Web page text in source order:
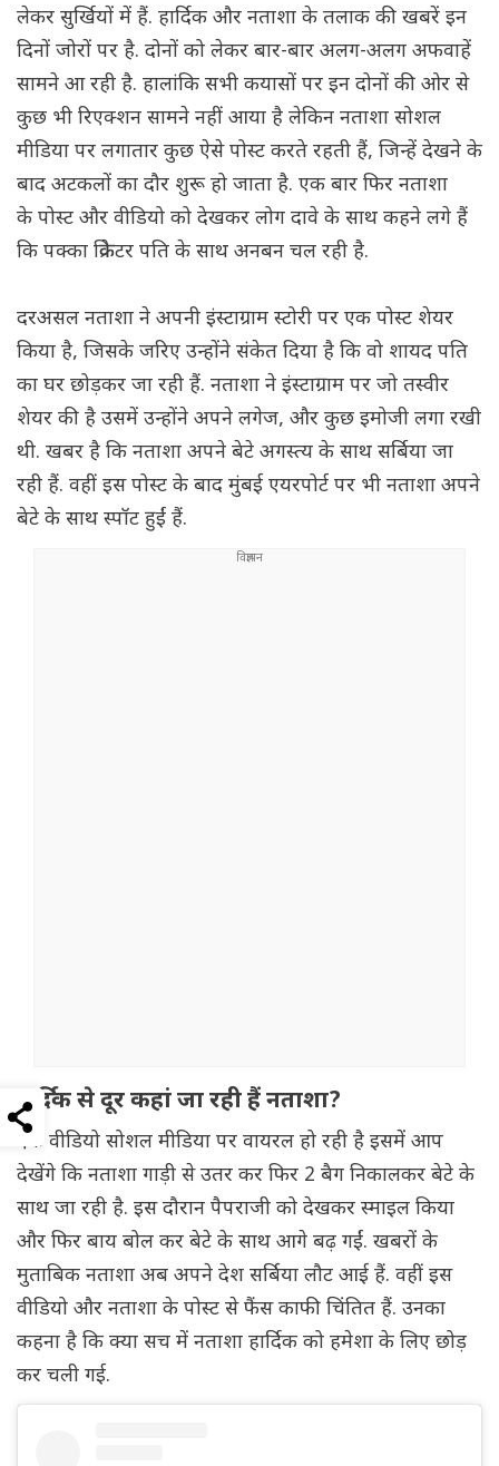
लेकर सुर्खियों में हैं. हार्दिक और नताशा के तलाक की खबरें इन
दिनों जोरों पर है. दोनों को लेकर बार-बार अलग-अलग अफवाहें
सामने आ रही है. हालांकि सभी कयासों पर इन दोनों की ओर से
कुछ भी रिएक्शन सामने नहीं आया है लेकिन नताशा सोशल
मीडिया पर लगातार कुछ ऐसे पोस्ट करते रहती हैं, जिन्हें देखने के
बाद अटकलों का दौर शुरू हो जाता है. एक बार फिर नताशा
के पोस्ट और वीडियो को देखकर लोग दावे के साथ कहने लगे हैं
कि पक्का क्रिकेटर पति के साथ अनबन चल रही है.
दरअसल नताशा ने अपनी इंस्टाग्राम स्टोरी पर एक पोस्ट शेयर
किया है, जिसके जरिए उन्होंने संकेत दिया है कि वो शायद पति
का घर छोड़कर जा रही हैं. नताशा ने इंस्टाग्राम पर जो तस्वीर
शेयर की है उसमें उन्होंने अपने लगेज, और कुछ इमोजी लगा रखी
थी. खबर है कि नताशा अपने बेटे अगस्त्य के साथ सर्बिया जा
रही हैं. वहीं इस पोस्ट के बाद मुंबई एयरपोर्ट पर भी नताशा अपने
बेटे के साथ स्पॉट हुईं हैं.
हार्दिक से दूर कहां जा रही हैं नताशा?
एक वीडियो सोशल मीडिया पर वायरल हो रही है इसमें आप
देखेंगे कि नताशा गाड़ी से उतर कर फिर 2 बैग निकालकर बेटे के
साथ जा रही है. इस दौरान पैपराजी को देखकर स्माइल किया
और फिर बाय बोल कर बेटे के साथ आगे बढ़ गईं. खबरों के
मुताबिक नताशा अब अपने देश सर्बिया लौट आई हैं. वहीं इस
वीडियो और नताशा के पोस्ट से फैंस काफी चिंतित हैं. उनका
कहना है कि क्या सच में नताशा हार्दिक को हमेशा के लिए छोड़
कर चली गई.